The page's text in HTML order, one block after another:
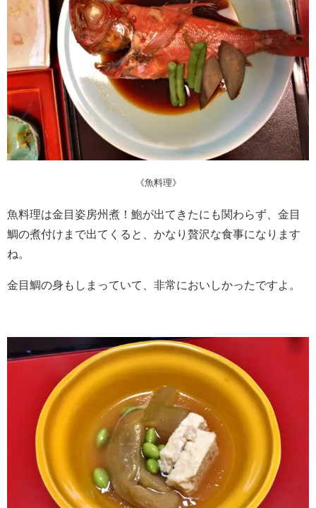
《魚料理》
魚料理は金目姿房州煮！鮑が出てきたにも関わらず、金目
鯛の煮付けまで出てくると、かなり贅沢な食事になります
ね。
金目鯛の身もしまっていて、非常においしかったですよ。